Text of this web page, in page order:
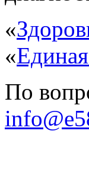
«
«
По